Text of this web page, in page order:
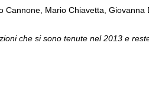
Cannone, Mario Chiavetta,
che si sono tenute nel 2013 e